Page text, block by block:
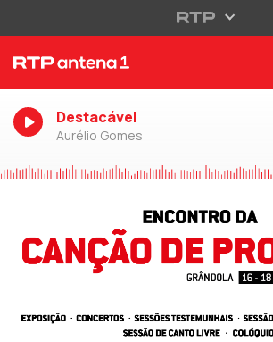
Destacável
Aurélio Gomes